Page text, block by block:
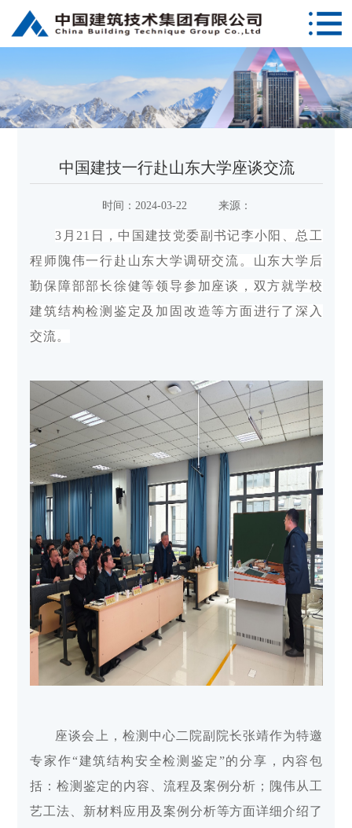
中国建技一行赴山东大学座谈交流
时间： 2024-03-22 来源：
3月21日，中国建技党委副书记李小阳、总工
程师隗伟一行赴山东大学调研交流。山东大学后
勤保障部部长徐健等领导参加座谈，双方就学校
建筑结构检测鉴定及加固改造等方面进行了深入
交流。
座谈会上，检测中心二院副院长张靖作为特邀
专家作“建筑结构安全检测鉴定”的分享，内容包
括：检测鉴定的内容、流程及案例分析；隗伟从工
艺工法、新材料应用及案例分析等方面详细介绍了